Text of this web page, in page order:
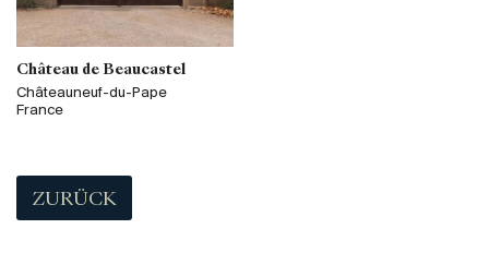
Château de Beaucastel
Châteauneuf-du-Pape
France
ZURÜCK